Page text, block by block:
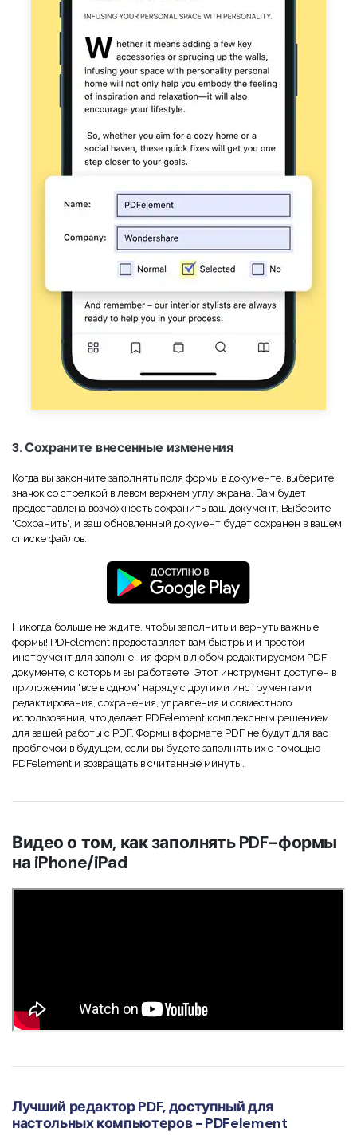
3. Сохраните внесенные изменения
Когда вы закончите заполнять поля формы в документе, выберите
значок со стрелкой в левом верхнем углу экрана. Вам будет
предоставлена возможность сохранить ваш документ. Выберите
"Сохранить", и ваш обновленный документ будет сохранен в вашем
списке файлов.
Никогда больше не ждите, чтобы заполнить и вернуть важные
формы! PDFelement предоставляет вам быстрый и простой
инструмент для заполнения форм в любом редактируемом PDF-
документе, с которым вы работаете. Этот инструмент доступен в
приложении "все в одном" наряду с другими инструментами
редактирования, сохранения, управления и совместного
использования, что делает PDFelement комплексным решением
для вашей работы с PDF. Формы в формате PDF не будут для вас
проблемой в будущем, если вы будете заполнять их с помощью
PDFelement и возвращать в считанные минуты.
Видео о том, как заполнять PDF-формы
на iPhone/iPad
Лучший редактор PDF, доступный для
настольных компьютеров - PDFelement